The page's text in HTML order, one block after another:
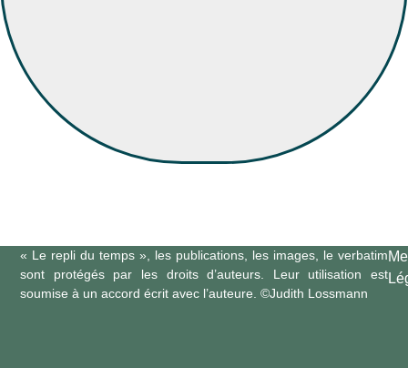
« Le repli du temps », les publications, les images, le verbatim
sont protégés par les droits d’auteurs. Leur utilisation est
soumise à un accord écrit avec l’auteure. ©Judith Lossmann